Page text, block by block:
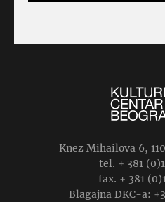
Knez Mihailova 6,
tel. + 381
fax. + 381
Blagajna DKC-a: